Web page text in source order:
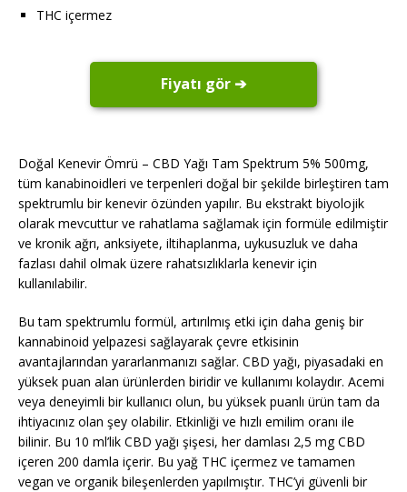
THC içermez
Fiyatı gör ➔
Doğal Kenevir Ömrü – CBD Yağı Tam Spektrum 5% 500mg,
tüm kanabinoidleri ve terpenleri doğal bir şekilde birleştiren tam
spektrumlu bir kenevir özünden yapılır. Bu ekstrakt biyolojik
olarak mevcuttur ve rahatlama sağlamak için formüle edilmiştir
ve kronik ağrı, anksiyete, iltihaplanma, uykusuzluk ve daha
fazlası dahil olmak üzere rahatsızlıklarla kenevir için
kullanılabilir.
Bu tam spektrumlu formül, artırılmış etki için daha geniş bir
kannabinoid yelpazesi sağlayarak çevre etkisinin
avantajlarından yararlanmanızı sağlar. CBD yağı, piyasadaki en
yüksek puan alan ürünlerden biridir ve kullanımı kolaydır. Acemi
veya deneyimli bir kullanıcı olun, bu yüksek puanlı ürün tam da
ihtiyacınız olan şey olabilir. Etkinliği ve hızlı emilim oranı ile
bilinir. Bu 10 ml’lik CBD yağı şişesi, her damlası 2,5 mg CBD
içeren 200 damla içerir. Bu yağ THC içermez ve tamamen
vegan ve organik bileşenlerden yapılmıştır. THC’yi güvenli bir